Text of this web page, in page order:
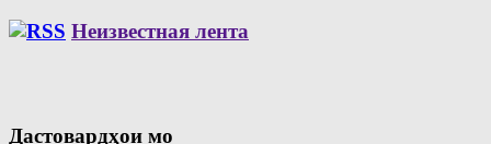
Неизвестная лента
Дастовардҳои мо